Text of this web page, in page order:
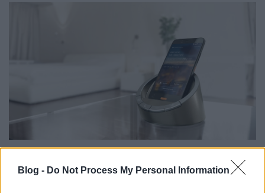
Blog - Do Not Process My Personal Information